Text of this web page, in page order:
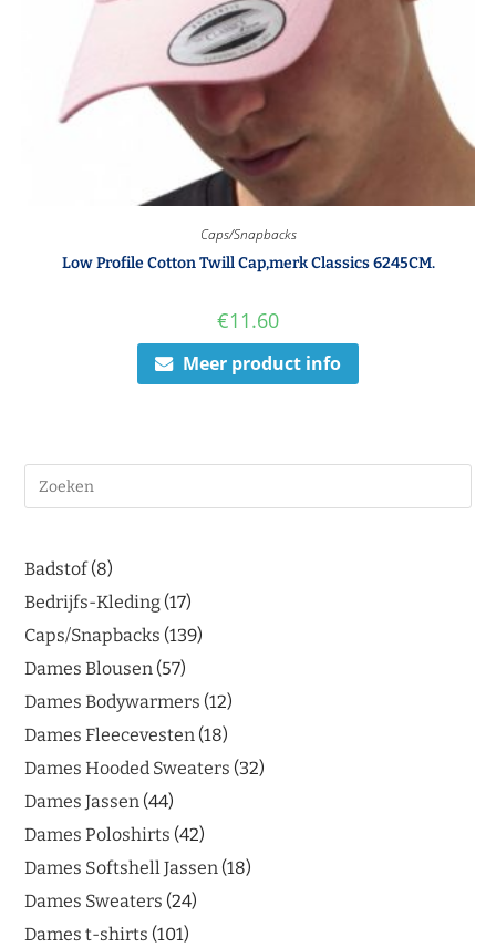
Caps/Snapbacks
Low Profile Cotton Twill Cap,merk Classics 6245CM.
€11.60
Meer product info
Badstof 8
Bedrijfs-Kleding 17
Caps/Snapbacks 139
Dames Blousen 57
Dames Bodywarmers 12
Dames Fleecevesten 18
Dames Hooded Sweaters 32
Dames Jassen 44
Dames Poloshirts 42
Dames Softshell Jassen 18
Dames Sweaters 24
Dames t-shirts 101